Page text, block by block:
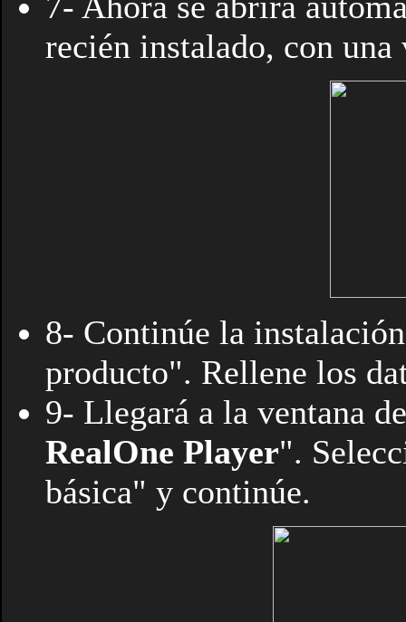
recién instalado, con
8- Continúe la
producto". Rellene los
9- Llegará a la ventana
RealOne Player".
básica" y continúe.